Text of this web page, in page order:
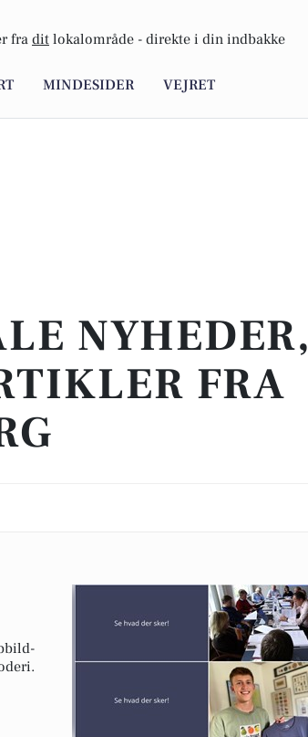
fra dit lokalområde - direkte i din indbakke
MINDESIDER VEJRET
NYHEDER,
FRA